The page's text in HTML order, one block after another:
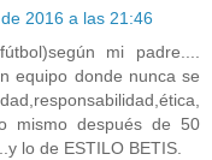
2016 a las 21:46
mi padre....
equipo donde nunca se
mismo después de 50
lo de ESTILO BETIS.